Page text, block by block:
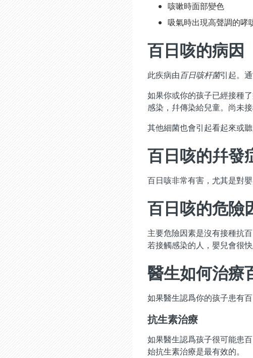
咳嗽時面部變色
吸氣時出現高聲調的哮
百日咳的病因
此疾病由百日咳杆菌引起。
如果你或你的孩子已經接種
感染，幷傳染給兒童。尚未
其他細菌也會引起看起來或
百日咳的幷發
百日咳非常有害，尤其是對
百日咳的危險
主要危險因素是沒有接種抗
若接觸感染的人，嬰兒會很快
醫生如何治療
如果醫生認爲你的孩子患有
抗生素治療
如果醫生認爲孩子很可能患
始抗生素治療是最有效的。